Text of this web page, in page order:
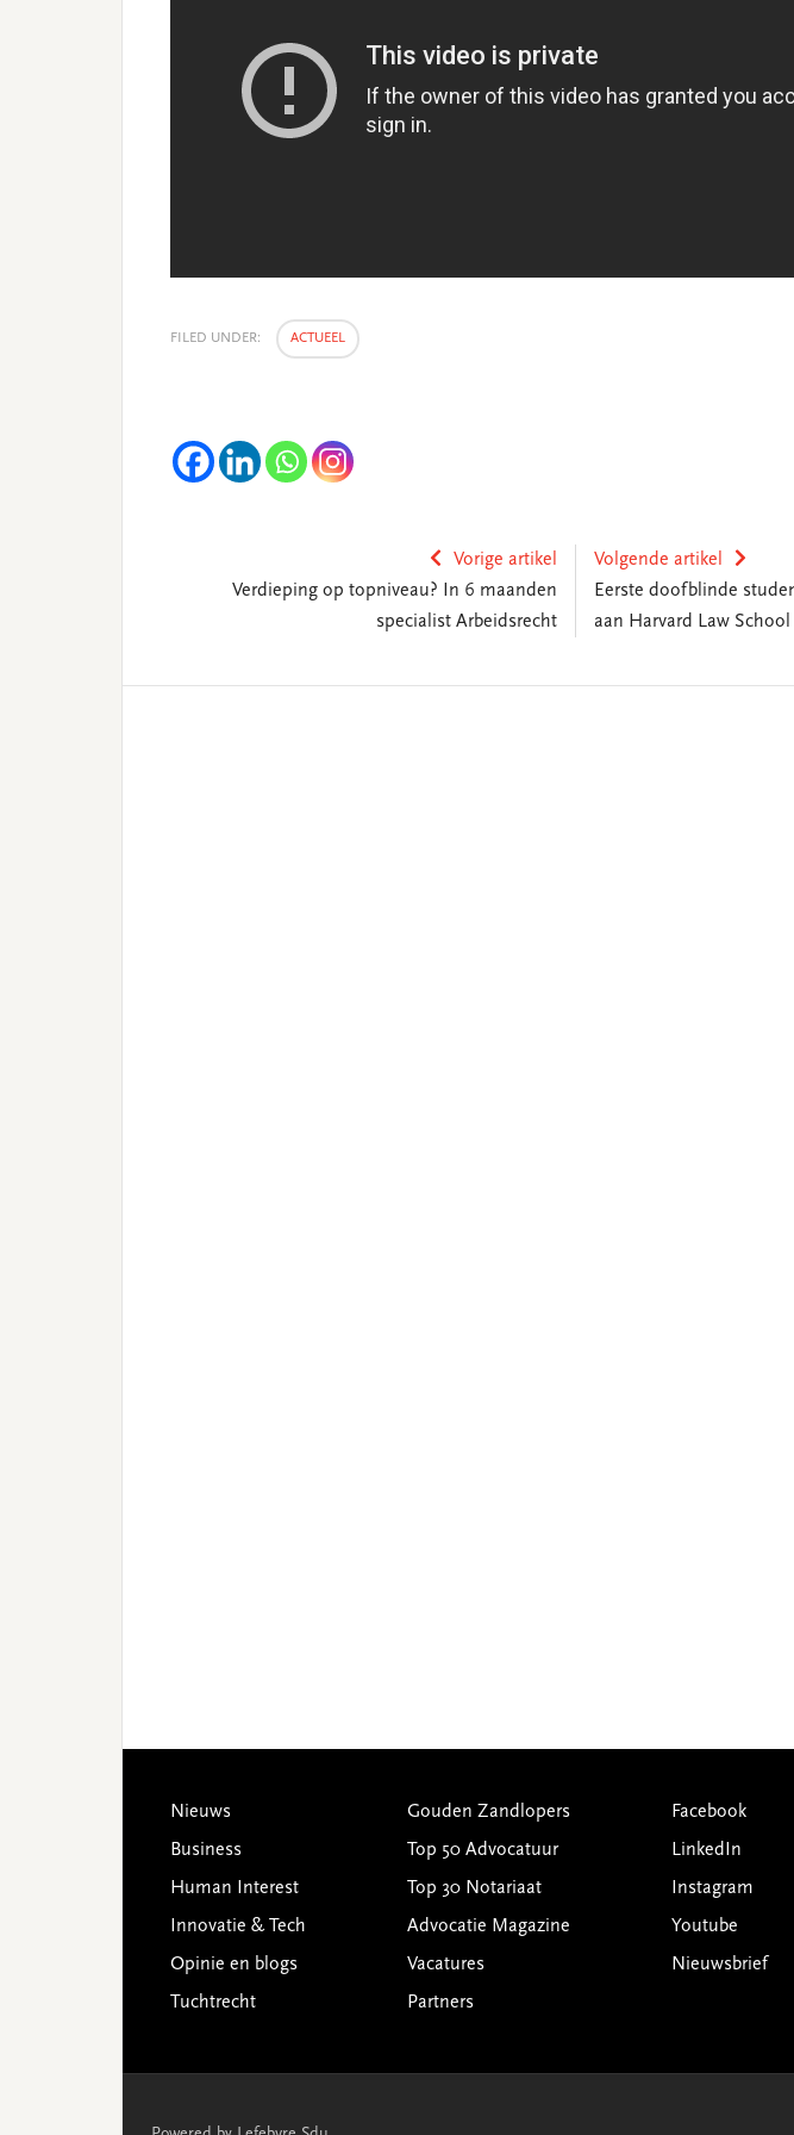
FILED UNDER: ACTUEEL
Vorige artikel
Verdieping op topniveau? In 6 maanden
specialist Arbeidsrecht
Volgende artikel
Eerste doofblinde
aan Harvard Law School
Footer
Nieuws
Business
Human Interest
Innovatie & Tech
Opinie en blogs
Tuchtrecht
Gouden Zandlopers
Top 50 Advocatuur
Top 30 Notariaat
Advocatie Magazine
Vacatures
Partners
Facebook
LinkedIn
Instagram
Youtube
Nieuwsbrief